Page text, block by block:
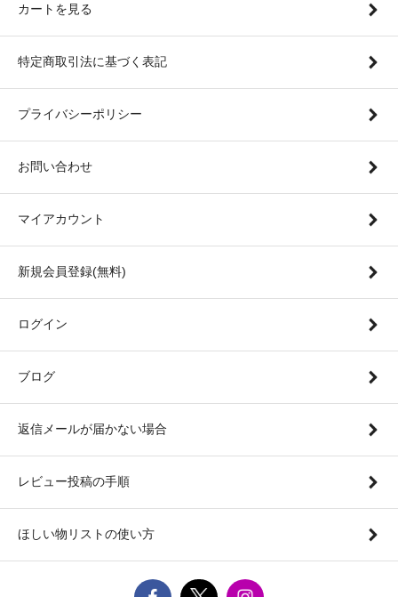
カートを見る
特定商取引法に基づく表記
プライバシーポリシー
お問い合わせ
マイアカウント
新規会員登録(無料)
ログイン
ブログ
返信メールが届かない場合
レビュー投稿の手順
ほしい物リストの使い方